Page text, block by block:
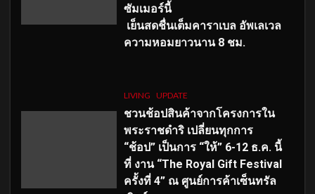
ซัมเมอร์นี้
เย็นสดชื่นเต็มคาราเบล อัพเลเวล
ความหอมยาวนาน 8 ชม.
LIVING UPDATE
ชวนช้อปสินค้าจากโครงการใน
พระราชดำริ เปลี่ยนทุกการ
“ช้อป” เป็นการ “ให้” 6-12 ธ.ค. นี้
ที่ งาน “The Royal Gift Festival
ครั้งที่ 4” ณ ศูนย์การค้าเซ็นทรัล